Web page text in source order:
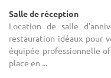
Salle de réception
Location de salle
restauration idéaux pour
équipée professionnelle
place en ...